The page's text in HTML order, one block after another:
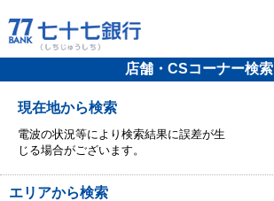
店舗・CSコーナー検索
現在地から検索
電波の状況等により検索結果に誤差が生
じる場合がございます。
エリアから検索